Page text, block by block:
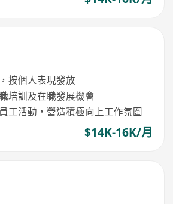
按個人表現發放
培訓及在職發展機會
工活動，營造積極向上工作氛圍
$14K-16K/月